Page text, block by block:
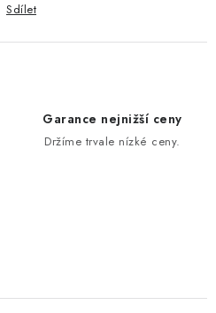
Sdílet
Garance nejnižší ceny
Držíme trvale nízké ceny.